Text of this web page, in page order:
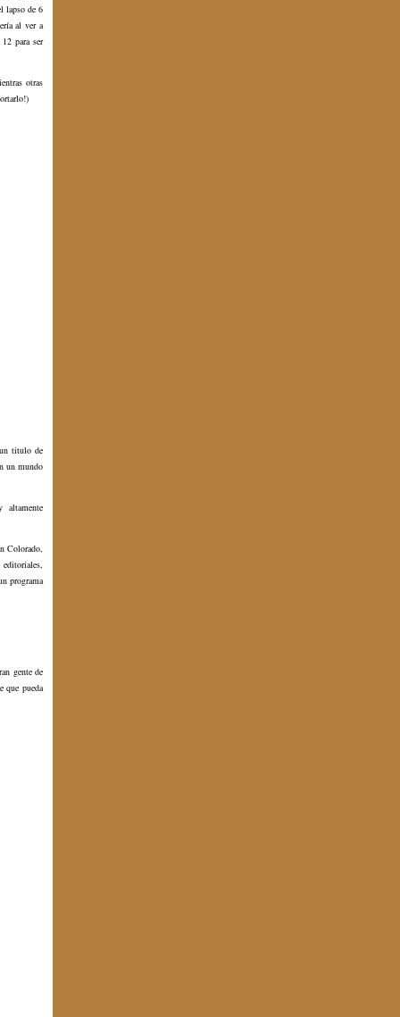
lapso de 6
al ver a
para ser
otras
titulo de
un mundo
altamente
Colorado,
programa
gente de
que pueda